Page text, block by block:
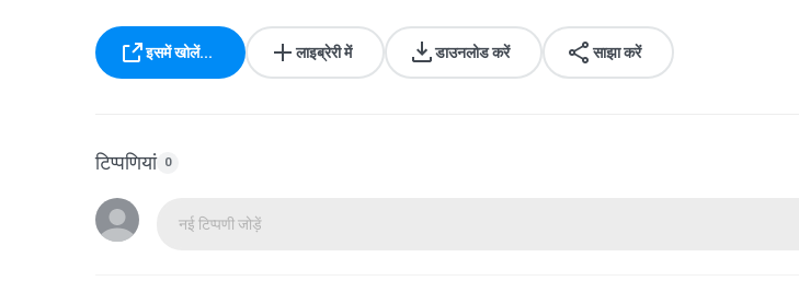
इसमें खोलें... लाइब्रेरी में डाउनलोड करें साझा करें
टिप्पणियां 0
नई टिप्पणी जोड़ें